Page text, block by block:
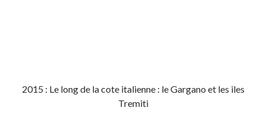
2015 : Le long de la cote italienne : le Gargano et les iles
Tremiti